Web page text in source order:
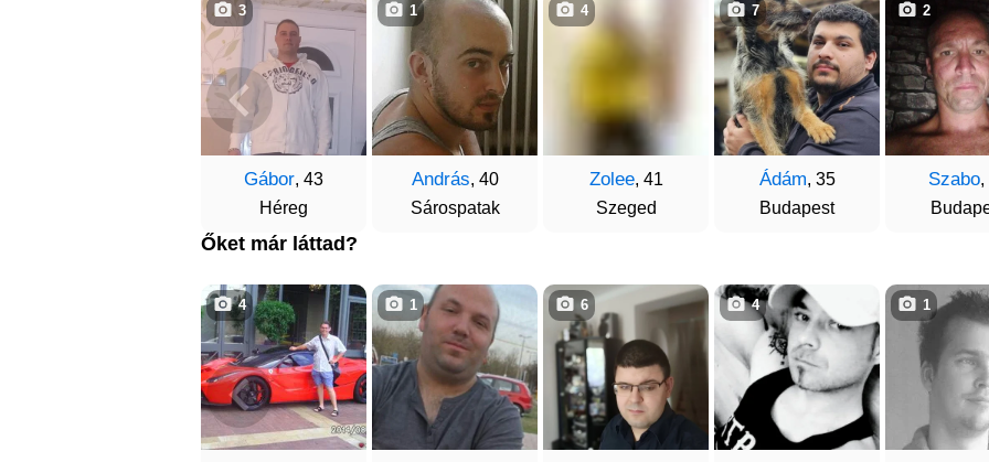
Gábor, 43
Héreg
3
András, 40
Sárospatak
1
Zolee, 41
Szeged
4
Ádám, 35
Budapest
7
Szabo,
2
Őket már láttad?
4 1 6 4 1